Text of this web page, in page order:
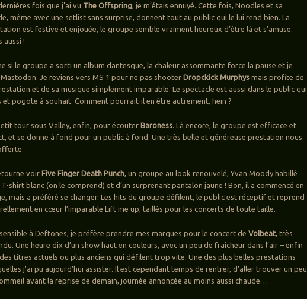
fois que j’ai vu The Offspring, je m’étais ennuyé. Cette fois, Noodles et sa
même avec une setlist sans surprise, donnent tout au public qui le lui rend bien. La
est festive et enjouée, le groupe semble vraiment heureux d’être là et s’amuse.
aussi !
si le groupe a sorti un album dantesque, la chaleur assommante force la pause et je
Je reviens vers MS 1 pour ne pas shooterDropckick Murphys mais profite de
et de sa musique simplement imparable. Le spectacle est aussi dans le public qui
et pogote à souhait. Comment pourrait-il en être autrement, hein ?
tour sous Valley, enfin, pour écouterBaroness. Là encore, le groupe est efficace et
et se donne à fond pour un public à fond. Une très belle et généreuse prestation nous
voir Five Finger Death Punch, un groupe au look renouvelé, Yvan Moody habillé
T-shirt blanc (on le comprend) et d’un surprenant pantalon jaune ! Bon, il a commencé en
mais a préféré se changer. Les hits du groupe défilent, le public est réceptif et reprend
en cœur l’imparable Lift me up, taillés pour les concerts de toute taille.
à Deftones, je préfère prendre mes marques pour le concert deVolbeat, très
Une heure dix d’un show haut en couleurs, avec un peu de fraicheur dans l’air – enfin
titres actuels ou plus anciens qui défilent trop vite. Une des plus belles prestations
j’ai pu aujourd’hui assister. Il est cependant temps de rentrer, d’aller trouver un peu
avant la reprise de demain, journée annoncée au moins aussi chaude…